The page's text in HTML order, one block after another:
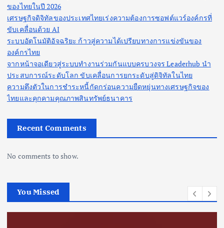
ของไทยในปี 2026
เศรษฐกิจดิจิทัลของประเทศไทยเร่งความต้องการซอฟต์แวร์องค์กรที่
ขับเคลื่อนด้วย AI
ระบบอัตโนมัติอัจฉริยะ ก้าวสู่ความได้เปรียบทางการแข่งขันของ
องค์กรไทย
จากหน้าจอเดียวสู่ระบบทำงานร่วมกันแบบครบวงจร Leaderhub นำ
ประสบการณ์ระดับโลก ขับเคลื่อนการยกระดับสู่ดิจิทัลในไทย
ความตึงตัวในการชำระหนี้กัดกร่อนความยืดหยุ่นทางเศรษฐกิจของ
ไทยและคุกคามคุณภาพสินทรัพย์ธนาคาร
Recent Comments
No comments to show.
You Missed